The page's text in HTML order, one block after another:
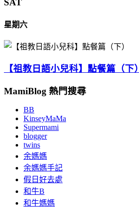
星期六
【祖教日語小兒科】點餐篇（下）
MamiBlog 熱門搜尋
BB
KinseyMaMa
Supermami
blogger
twins
余媽媽
余媽媽手記
假日好去處
和牛B
和牛媽媽